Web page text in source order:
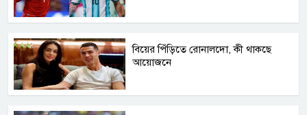
বিয়ের পিঁড়িতে রোনালদো, কী থাকছে
আয়োজনে